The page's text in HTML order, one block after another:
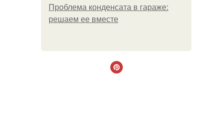
Проблема конденсата в гараже:
решаем ее вместе